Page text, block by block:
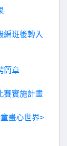
編班後轉入
簡章
賽實施計畫
畫心世界>